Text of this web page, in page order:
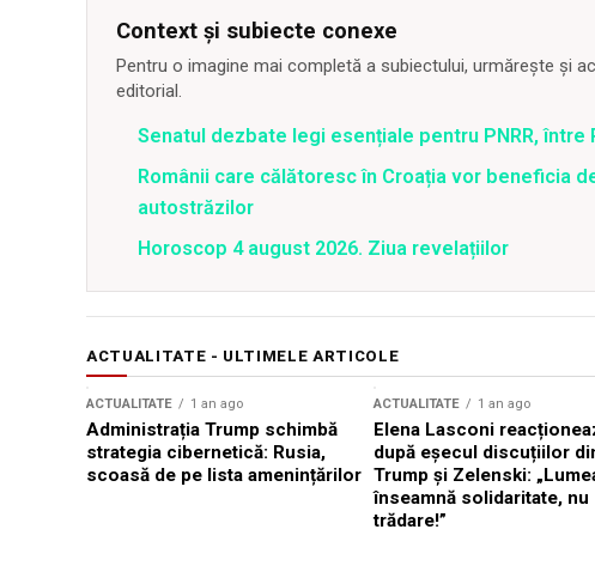
Context și subiecte conexe
Pentru o imagine mai completă a subiectului, urmărește și
editorial.
Senatul dezbate legi esențiale pentru PNRR, între
Românii care călătoresc în Croația vor beneficia
autostrăzilor
Horoscop 4 august 2026. Ziua revelațiilor
ACTUALITATE - ULTIMELE ARTICOLE
ACTUALITATE 1 an ago
Administrația Trump schimbă
strategia cibernetică: Rusia,
scoasă de pe lista amenințărilor
ACTUALITATE 1 an ago
Elena Lasconi
după eșecul discuțiilor
Trump și Zelenski:
înseamnă solidaritate, nu
trădare!”